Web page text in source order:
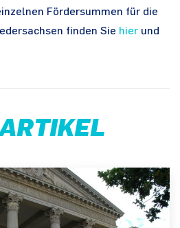
Fördersummen für die
finden Sie hier und